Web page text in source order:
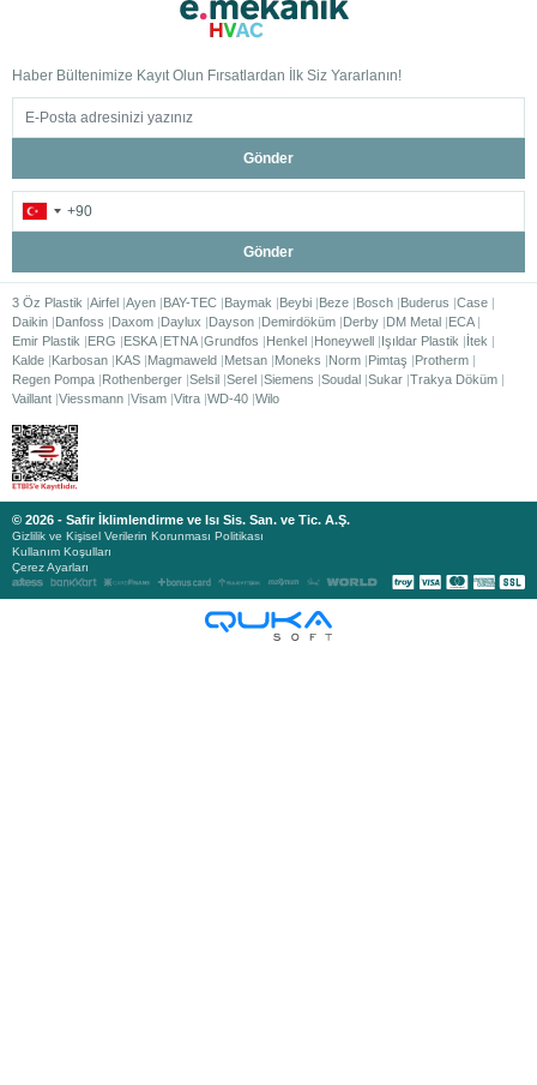
Haber Bültenimize Kayıt Olun Fırsatlardan İlk Siz Yararlanın!
Gönder
Gönder
3 Öz Plastik Airfel Ayen BAY-TEC Baymak Beybi Beze Bosch Buderus Case
Daikin Danfoss Daxom Daylux Dayson Demirdöküm Derby DM Metal ECA
Emir Plastik
ERG ESKA ETNA Grundfos Henkel Honeywell Işıldar Plastik
İtek
Kalde Karbosan KAS Magmaweld Metsan Moneks Norm Pimtaş
Protherm
Regen Pompa Rothenberger Selsil Serel Siemens Soudal Sukar Trakya Döküm
Vaillant Viessmann Visam Vitra WD-40 Wilo
© 2026 - Safir İklimlendirme ve Isı Sis. San. ve Tic. A.Ş.
Gizlilik ve Kişisel Verilerin Korunması Politikası
Kullanım Koşulları
Çerez Ayarları